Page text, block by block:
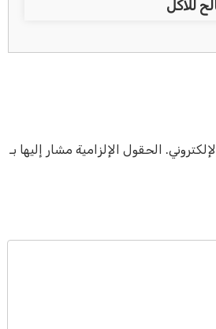
للاكل
الحقول الإلزامية مشار إليها بـ